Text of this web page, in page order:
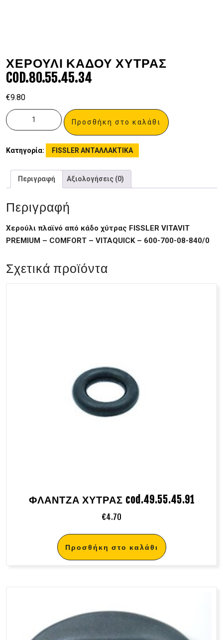
ΧΕΡΟΥΛΙ ΚΑΔΟΥ ΧΥΤΡΑΣ
COD.80.55.45.34
€9.80
Προσθήκη στο καλάθι
Κατηγορία: FISSLER ΑΝΤΑΛΛΑΚΤΙΚΑ
Περιγραφή Αξιολογήσεις (0)
Περιγραφή
Χερούλι πλαϊνό από κάδο χύτρας FISSLER VITAVIT
PREMIUM – COMFORT – VITAQUICK – 600-700-08-840/0
Σχετικά προϊόντα
ΦΛΑΝΤΖΑ ΧΥΤΡΑΣ cod.49.55.45.91
€4.70
Προσθήκη στο καλάθι